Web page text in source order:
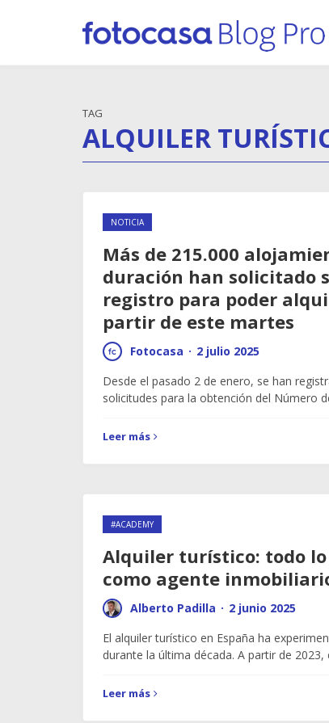
TAG
ALQUILER
NOTICIA
Más de 215.000
duración han solicitado
registro para poder
partir de este martes
Fotocasa · 2 julio 2025
Desde el pasado 2 de enero, se han
solicitudes para la obtención del Número
Leer más
#ACADEMY
Alquiler turístico: todo lo
como agente
Alberto Padilla · 2 junio 2025
El alquiler turístico en España ha
durante la última década. A partir de
Leer más